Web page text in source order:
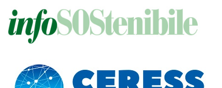
contenuto
principale